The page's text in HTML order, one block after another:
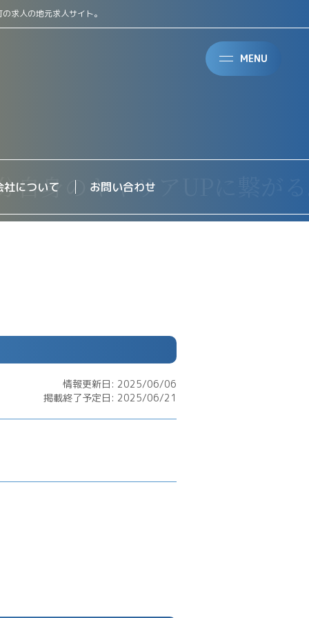
MENU
求人の地元求人サイト。
社について お問い合わせ
情報更新日: 2025/06/06
掲載終了予定日: 2025/06/21